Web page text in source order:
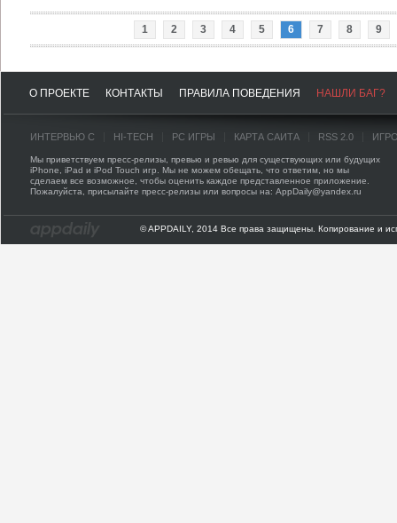
1 2 3 4 5 6 7 8 9
О ПРОЕКТЕ КОНТАКТЫ ПРАВИЛА ПОВЕДЕНИЯ НАШЛИ БАГ?
ИНТЕРВЬЮ С HI-TECH PC ИГРЫ КАРТА САЙТА RSS 2.0
Мы приветствуем пресс-релизы, превью и ревью для существующих или будущих
iPhone, iPad и iPod Touch игр. Мы не можем обещать, что ответим, но мы
сделаем все возможное, чтобы оценить каждое представленное приложение.
Пожалуйста, присылайте пресс-релизы или вопросы на: AppDaily@yandex.ru
© APPDAILY, 2014 Все права защищены. Копирование и